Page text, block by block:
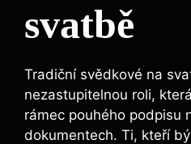
svatbě
Tradiční svědkové na
nezastupitelnou roli,
rámec pouhého podpisu
dokumentech. Ti, kteří